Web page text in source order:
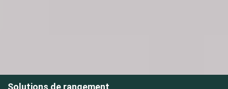
Solutions de rangement